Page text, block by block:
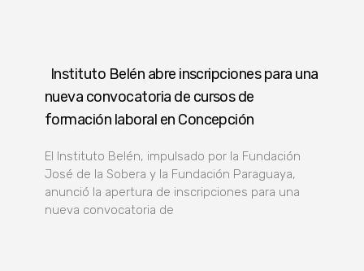
Instituto Belén abre inscripciones para una
nueva convocatoria de cursos de
formación laboral en Concepción
El Instituto Belén, impulsado por la Fundación
José de la Sobera y la Fundación Paraguaya,
anunció la apertura de inscripciones para una
nueva convocatoria de